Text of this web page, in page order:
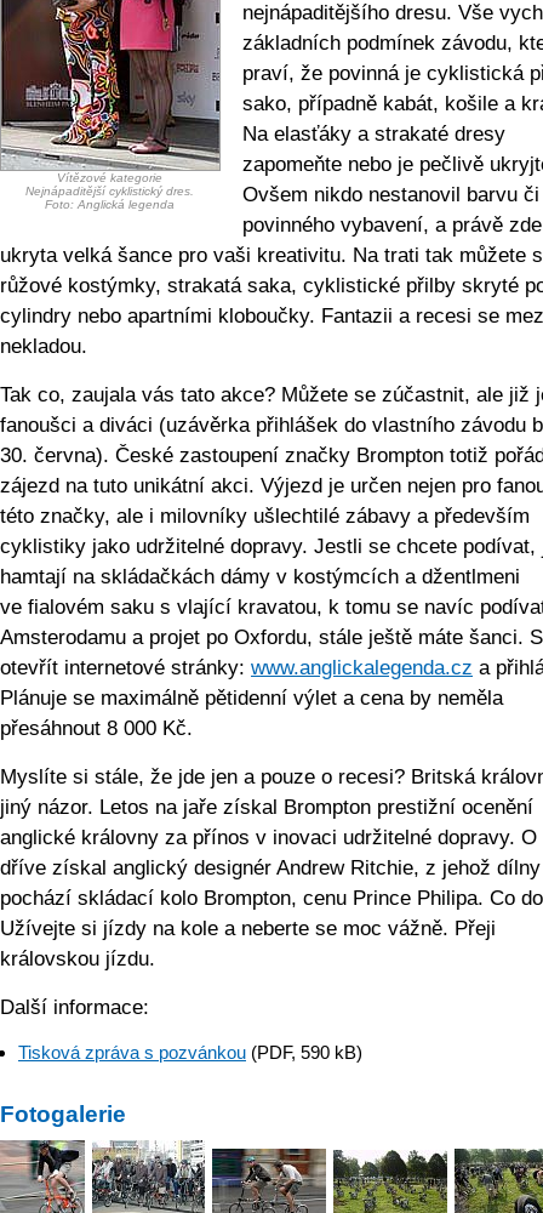
Vítězové kategorie
Nejnápaditější cyklistický dres.
Foto: Anglická legenda
nejnápaditějšího dresu. Vše
základních podmínek závodu,
praví, že povinná je cyklistická
sako, případně kabát, košile a
Na elasťáky a strakaté dresy
zapomeňte nebo je pečlivě
Ovšem nikdo nestanovil barvu
povinného vybavení, a právě
ukryta velká šance pro vaši kreativitu. Na trati tak můžete
růžové kostýmky, strakatá saka, cyklistické přilby skryté
cylindry nebo apartními kloboučky. Fantazii a recesi se
nekladou.
Tak co, zaujala vás tato akce? Můžete se zúčastnit, ale již
fanoušci a diváci (uzávěrka přihlášek do vlastního závodu
30. června). České zastoupení značky Brompton totiž
zájezd na tuto unikátní akci. Výjezd je určen nejen pro
této značky, ale i milovníky ušlechtilé zábavy a především
cyklistiky jako udržitelné dopravy. Jestli se chcete podívat,
hamtají na skládačkách dámy v kostýmcích a džentlmeni
ve fialovém saku s vlající kravatou, k tomu se navíc
Amsterodamu a projet po Oxfordu, stále ještě máte šanci.
otevřít internetové stránky: www.anglickale­genda.cz a
Plánuje se maximálně pětidenní výlet a cena by neměla
přesáhnout 8 000 Kč.
Myslíte si stále, že jde jen a pouze o recesi? Britská
jiný názor. Letos na jaře získal Brompton prestižní ocenění
anglické královny za přínos v inovaci udržitelné dopravy. O
dříve získal anglický designér Andrew Ritchie, z jehož dílny
pochází skládací kolo Brompton, cenu Prince Philipa. Co
Užívejte si jízdy na kole a neberte se moc vážně. Přeji
královskou jízdu.
Další informace:
Tisková zpráva s pozvánkou (PDF, 590 kB)
Fotogalerie